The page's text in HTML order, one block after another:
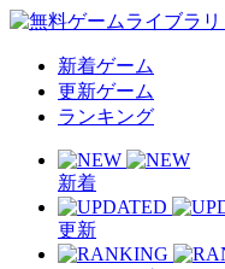
新着ゲーム
更新ゲーム
ランキング
新着
更新